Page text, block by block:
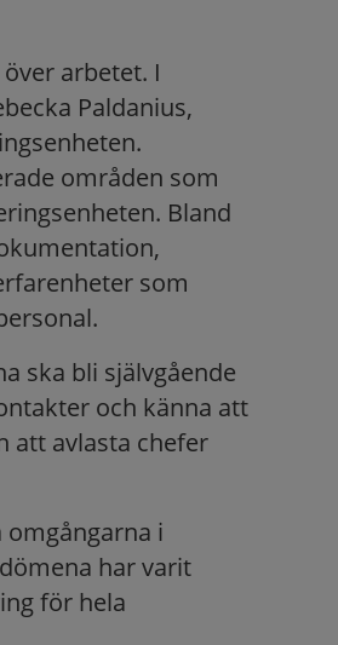
arbetet. I
Paldanius,
områden som
Bland
som
ska bli självgående
och känna att
att avlasta chefer
i
har varit
för hela